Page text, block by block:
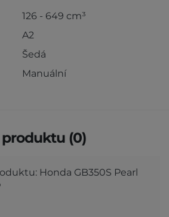
126 - 649 cm³
A2
Šedá
Manuální
(0)
Honda GB350S Pearl